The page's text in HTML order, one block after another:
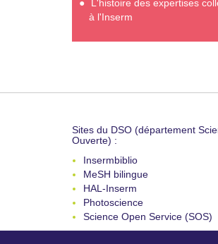
L'histoire des expertises
à l'Inserm
Sites du DSO (département
Ouverte) :
Insermbiblio
MeSH bilingue
HAL-Inserm
Photoscience
Science Open Service (SOS)